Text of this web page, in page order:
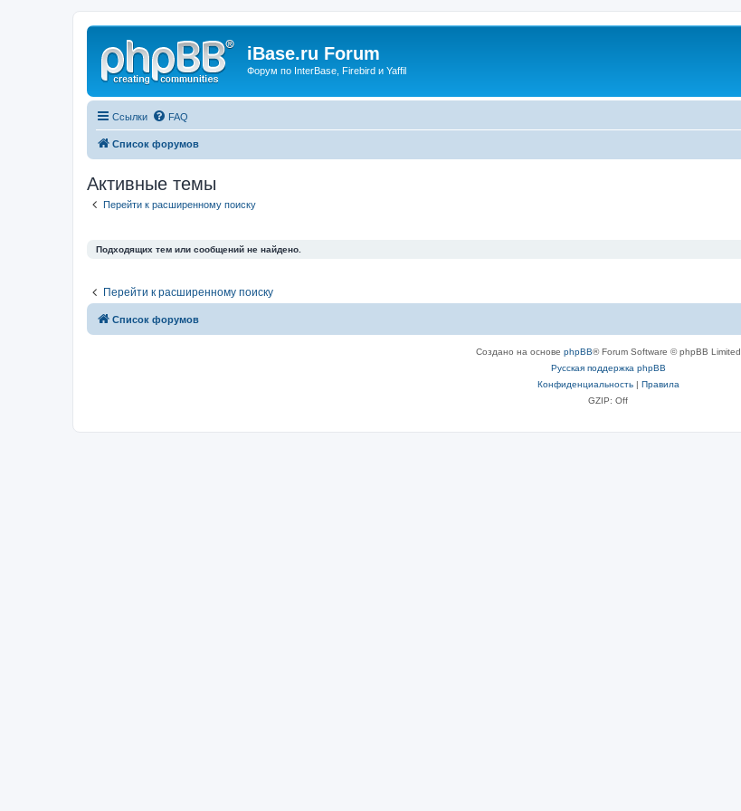
iBase.ru Forum
Форум по InterBase, Firebird и Yaffil
Ссылки FAQ
Список форумов
Активные темы
Перейти к расширенному поиску
Подходящих тем или сообщений не найдено.
Перейти к расширенному поиску
Список форумов
Создано на основе phpBB® Forum Software © phpBB Limited
Русская поддержка phpBB
Конфиденциальность| Правила
GZIP: Off